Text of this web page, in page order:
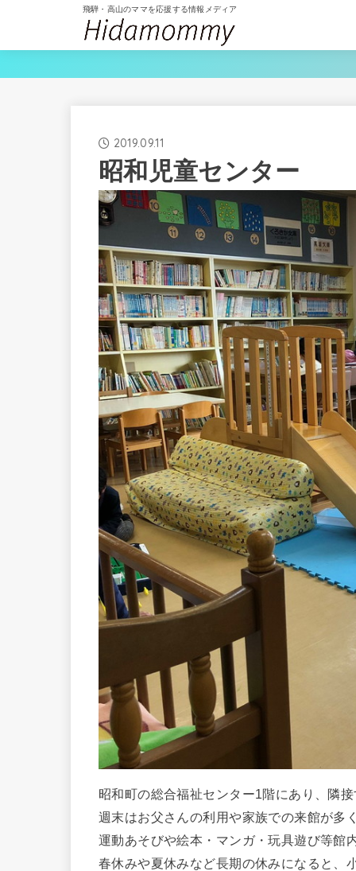
飛騨・高山のママを応援する情報メディア
2019.09.11
昭和児童センター
昭和町の総合福祉センター1階にあり、隣
週末はお父さんの利用や家族での来館が多
運動あそびや絵本・マンガ・玩具遊び等館
春休みや夏休みなど長期の休みになると、